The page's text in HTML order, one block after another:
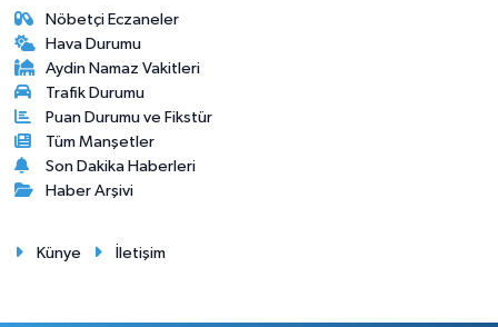
Nöbetçi Eczaneler
Hava Durumu
Aydin Namaz Vakitleri
Trafik Durumu
Puan Durumu ve Fikstür
Tüm Manşetler
Son Dakika Haberleri
Haber Arşivi
Künye İletişim